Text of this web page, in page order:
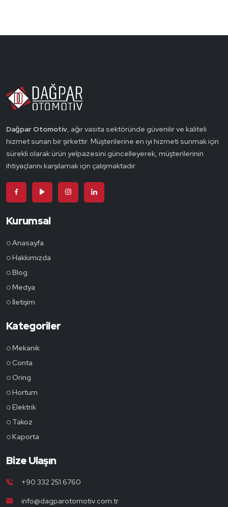
Dağpar Otomotiv, ağır vasıta sektöründe güvenilir ve kaliteli
hizmet sunan bir şirkettir. Müşterilerine en iyi hizmeti sunmak için
sürekli olarak ürün yelpazesini güncelleyerek, müşterilerinin
ihtiyaçlarını karşılamak için çalışmaktadır.
Kurumsal
Anasayfa
Hakkımızda
Blog
Medya
İletişim
Kategoriler
Mekanik
Conta
Oring
Hortum
Elektrik
Takoz
Kaporta
Bize Ulaşın
+90 332 251 6760
info@dagparotomotiv.com.tr